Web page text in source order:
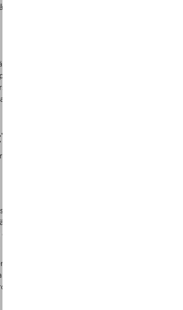
du har bra argument och
Även om själva priset
till exempel ett tillbehör
och bolån. Se till att
eller
dig. Här är mina fyra
är ett bra pris just nu och
dig att få koll på vilken
Prisjämförelsen kan
ta in
mot varandra: ”Jag har
dyrare än konkurrenten.